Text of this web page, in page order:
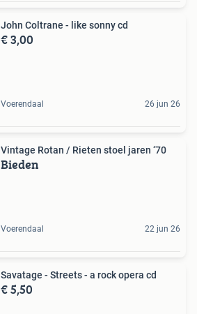
John Coltrane - like sonny cd
€ 3,00
Voerendaal 26 jun 26
Vintage Rotan / Rieten stoel jaren ‘70
Bieden
Voerendaal 22 jun 26
Savatage - Streets - a rock opera cd
€ 5,50